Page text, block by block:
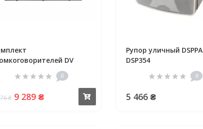
DV
0
₴ 9 289 ₴
Рупор уличный DSPPA
DSP354
0
5 466 ₴